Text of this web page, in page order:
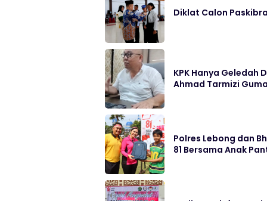
Diklat Calon
KPK Hanya Geledah
Ahmad Tarmizi
Polres Lebong dan
81 Bersama Anak